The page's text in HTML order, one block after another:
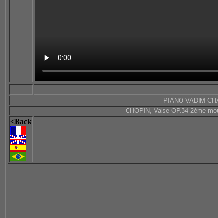
PIANO VADIM
CHOPIN, Valse OP.34 2ème
<Back